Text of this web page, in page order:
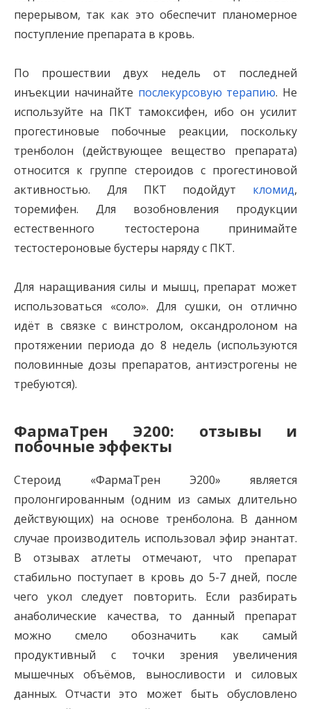
перерывом, так как это обеспечит планомерное
поступление препарата в кровь.
По прошествии двух недель от последней
инъекции начинайте послекурсовую терапию. Не
используйте на ПКТ тамоксифен, ибо он усилит
прогестиновые побочные реакции, поскольку
тренболон (действующее вещество препарата)
относится к группе стероидов с прогестиновой
активностью. Для ПКТ подойдут кломид,
торемифен. Для возобновления продукции
естественного тестостерона принимайте
тестостероновые бустеры наряду с ПКТ.
Для наращивания силы и мышц, препарат может
использоваться «соло». Для сушки, он отлично
идёт в связке с винстролом, оксандролоном на
протяжении периода до 8 недель (используются
половинные дозы препаратов, антиэстрогены не
требуются).
ФармаТрен Э200: отзывы и
побочные эффекты
Стероид «ФармаТрен Э200» является
пролонгированным (одним из самых длительно
действующих) на основе тренболона. В данном
случае производитель использовал эфир энантат.
В отзывах атлеты отмечают, что препарат
стабильно поступает в кровь до 5-7 дней, после
чего укол следует повторить. Если разбирать
анаболические качества, то данный препарат
можно смело обозначить как самый
продуктивный с точки зрения увеличения
мышечных объёмов, выносливости и силовых
данных. Отчасти это может быть обусловлено